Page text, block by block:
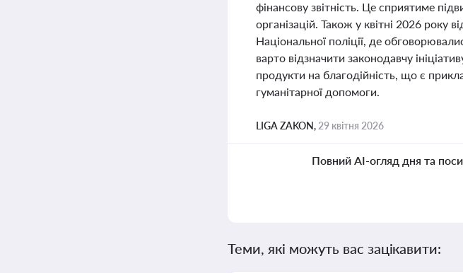
фінансову звітність. Це сприятиме
організацій. Також у квітні 2026 року
Національної поліції, де
варто відзначити законодавчу
продукти на благодійність, що є
гуманітарної допомоги.
LIGA ZAKON, 29 квітня 2026
Повний AI-огляд дня та
Теми, які можуть вас зацікавити: